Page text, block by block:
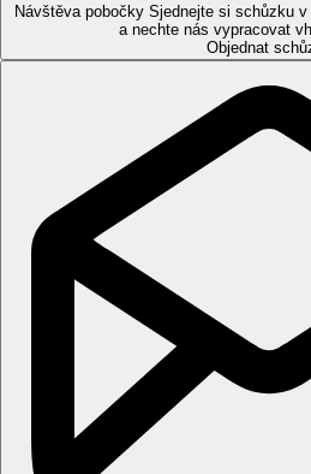
Návštěva pobočky Sjednejte si schůzku
a nechte nás vypracovat
Objednat